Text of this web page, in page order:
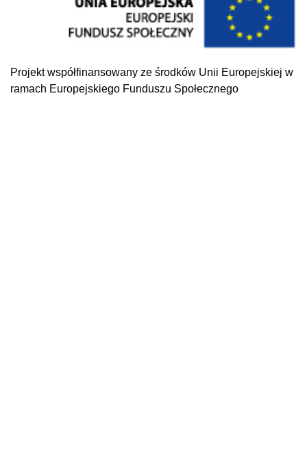
Projekt współfinansowany ze środków Unii Europejskiej w
ramach Europejskiego Funduszu Społecznego